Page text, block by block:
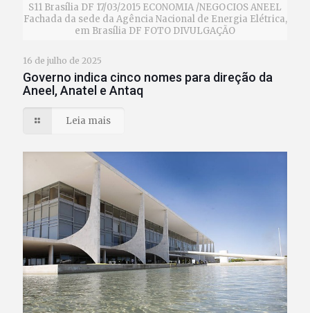
S11 Brasília DF 17/03/2015 ECONOMIA /NEGOCIOS ANEEL
Fachada da sede da Agência Nacional de Energia Elétrica,
em Brasília DF FOTO DIVULGAÇÃO
16 de julho de 2025
Governo indica cinco nomes para direção da
Aneel, Anatel e Antaq
Leia mais